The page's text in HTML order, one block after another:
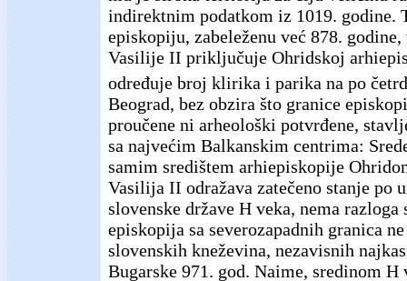
indirektnim podatkom iz 1019. godine.
episkopiju, zabeleženu već 878.
Vasilije II priključuje Ohridskoj
određuje broj klirika i parika na po
Beograd, bez obzira što granice
proučene ni arheološki potvrđene,
sa najvećim Balkanskim centrima:
samim središtem arhiepiskopije
Vasilija II odražava zatečeno stanje po
slovenske države H veka, nema
episkopija sa severozapadnih granica
slovenskih kneževina, nezavisnih
Bugarske 971. god. Naime, sredinom H